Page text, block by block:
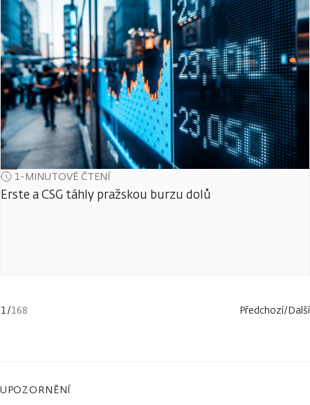
1-MINUTOVÉ ČTENÍ
Erste a CSG táhly pražskou burzu dolů
1/168 Předchozí/Další
UPOZORNĚNÍ